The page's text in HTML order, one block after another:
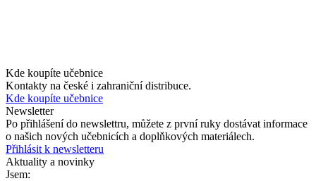
Kde koupíte učebnice
Kontakty na české i zahraniční distribuce.
Kde koupíte učebnice
Newsletter
Po přihlášení do newslettru, můžete z první ruky dostávat informace
o našich nových učebnicích a doplňkových materiálech.
Přihlásit k newsletteru
Aktuality a novinky
Jsem: